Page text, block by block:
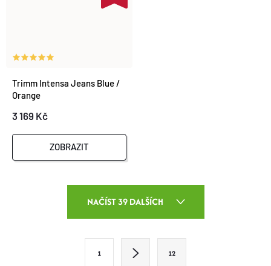
Trimm Intensa Jeans Blue /
Orange
3 169 Kč
ZOBRAZIT
NAČÍST 39 DALŠÍCH
1 12